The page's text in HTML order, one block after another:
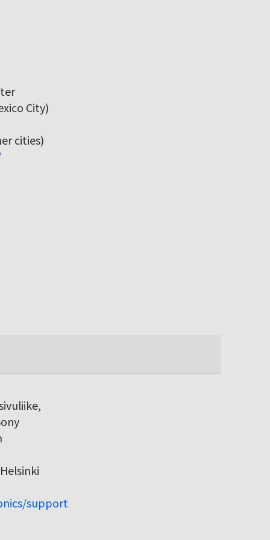
City)
cities)
support